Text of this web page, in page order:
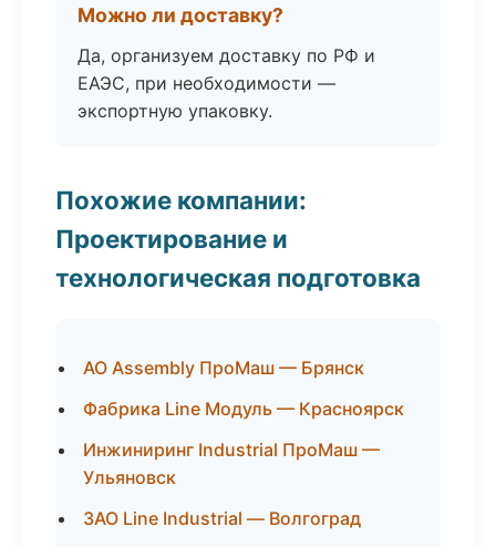
Можно ли доставку?
Да, организуем доставку по РФ и
ЕАЭС, при необходимости —
экспортную упаковку.
Похожие компании:
Проектирование и
технологическая подготовка
АО Assembly ПроМаш — Брянск
Фабрика Line Модуль — Красноярск
Инжиниринг Industrial ПроМаш —
Ульяновск
ЗАО Line Industrial — Волгоград